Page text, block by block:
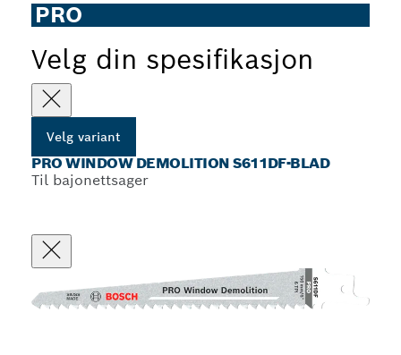
PRO
Velg din spesifikasjon
Velg variant
PRO WINDOW DEMOLITION S611DF-BLAD
Til bajonettsager